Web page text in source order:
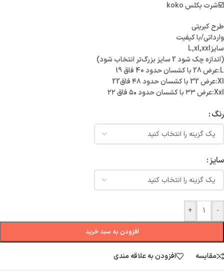
☑️شرت بکلس koko
طرح کبریتی
وارداتی/با کیفیت
سایزL,xl,xxl
(اندازه چک شود 2 سایز بزرگ‌تر انتخاب شود)
L:عرض 28 با کشسان حدود 40 فاق 19
Xl:عرض 32 با کشسان حدود ۴۸ فاق22
Xxl:عرض ۳۳ با کشسان حدود ۵۰ فاق ۲۲
رنگ
سایز
-
+
افزودن به سبد خرید
مقایسه افزودن به علاقه مندی